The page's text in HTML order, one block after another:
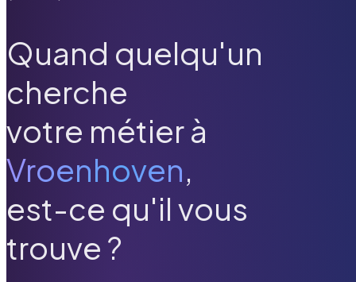
Quand quelqu'un
cherche
votre métier à
Vroenhoven,
est-ce qu'il vous
trouve ?